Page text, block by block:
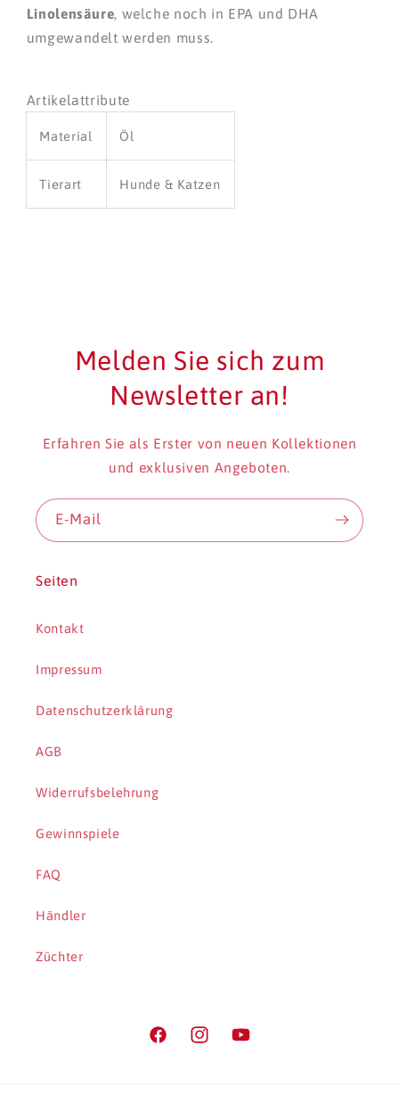
Linolensäure, welche noch in EPA und DHA
umgewandelt werden muss.
Artikelattribute
Material Öl
Tierart Hunde & Katzen
Melden Sie sich zum
Newsletter an!
Erfahren Sie als Erster von neuen Kollektionen
und exklusiven Angeboten.
E-Mail
Seiten
Kontakt
Impressum
Datenschutzerklärung
AGB
Widerrufsbelehrung
Gewinnspiele
FAQ
Händler
Züchter
FacebookInstagramYouTube